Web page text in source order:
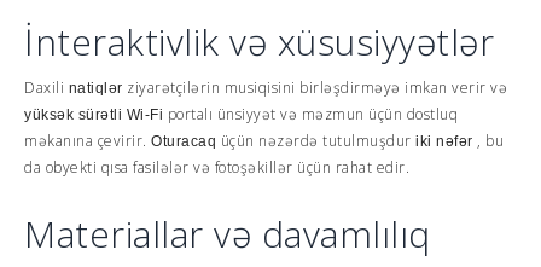
İnteraktivlik və xüsusiyyətlər
Daxili natiqlər ziyarətçilərin musiqisini birləşdirməyə imkan verir və
yüksək sürətli Wi-Fi portalı ünsiyyət və məzmun üçün dostluq
məkanına çevirir. Oturacaq üçün nəzərdə tutulmuşdur iki nəfər , bu
da obyekti qısa fasilələr və fotoşəkillər üçün rahat edir.
Materiallar və davamlılıq